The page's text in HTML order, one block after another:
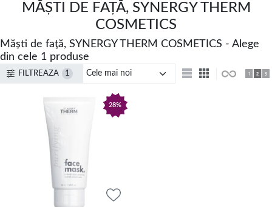
MĂȘTI DE FAȚĂ, SYNERGY THERM
COSMETICS
Măști de față, SYNERGY THERM COSMETICS - Alege
din cele 1 produse
FILTREAZA 1
28%